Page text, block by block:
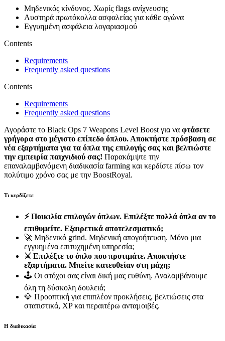
Μηδενικός κίνδυνος. Χωρίς flags ανίχνευσης
Αυστηρά πρωτόκολλα ασφαλείας για κάθε αγώνα
Εγγυημένη ασφάλεια λογαριασμού
Contents
Requirements
Frequently asked questions
Contents
Requirements
Frequently asked questions
Αγοράστε το Black Ops 7 Weapons Level Boost για να φτάσετε
γρήγορα στο μέγιστο επίπεδο όπλου.Αποκτήστε πρόσβαση σε
νέα εξαρτήματα για τα όπλα της επιλογής σας και βελτιώστε
την εμπειρία παιχνιδιού σας! Παρακάμψτε την
επαναλαμβανόμενη διαδικασία farming και κερδίστε πίσω τον
πολύτιμο χρόνο σας με την BoostRoyal.
Τι κερδίζετε
⚡ Ποικιλία επιλογών όπλων. Επιλέξτε πολλά όπλα αν το
επιθυμείτε. Εξαιρετικά αποτελεσματικό;
🚀 Μηδενικό grind. Μηδενική απογοήτευση. Μόνο μια
εγγυημένα επιτυχημένη υπηρεσία;
⚔️ Επιλέξτε το όπλο που προτιμάτε. Αποκτήστε
εξαρτήματα. Μπείτε κατευθείαν στη μάχη;
🕹️ Οι στόχοι σας είναι δική μας ευθύνη. Αναλαμβάνουμε
όλη τη δύσκολη δουλειά;
💎 Προοπτική για επιπλέον προκλήσεις, βελτιώσεις στα
στατιστικά, XP και περαιτέρω ανταμοιβές.
Η διαδικασία